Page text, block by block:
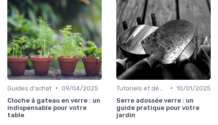
Guides d'achat • 09/04/2025
Cloche à gateau en verre : un
indispensable pour votre
table
• 10/01/2025
Serre adossée verre : un
guide pratique pour votre
jardin